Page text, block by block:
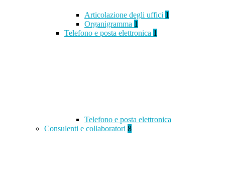
Articolazione degli uffici 1
Organigramma 1
Telefono e posta elettronica 1
Telefono e posta elettronica
Consulenti e collaboratori 8